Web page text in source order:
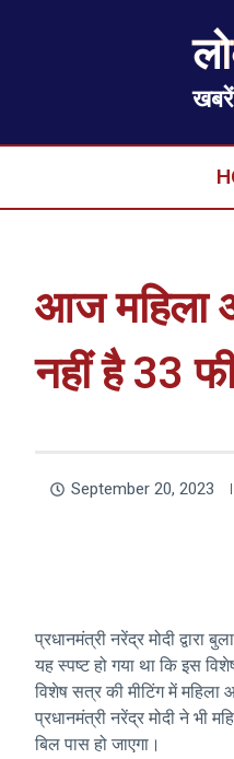
आज महिला
नहीं है 33
September 20, 2023
प्रधानमंत्री नरेंद्र मोदी
यह स्पष्ट हो गया था कि इस
विशेष सत्र की मीटिंग में महिला
प्रधानमंत्री नरेंद्र मोदी ने भी
बिल पास हो जाएगा।